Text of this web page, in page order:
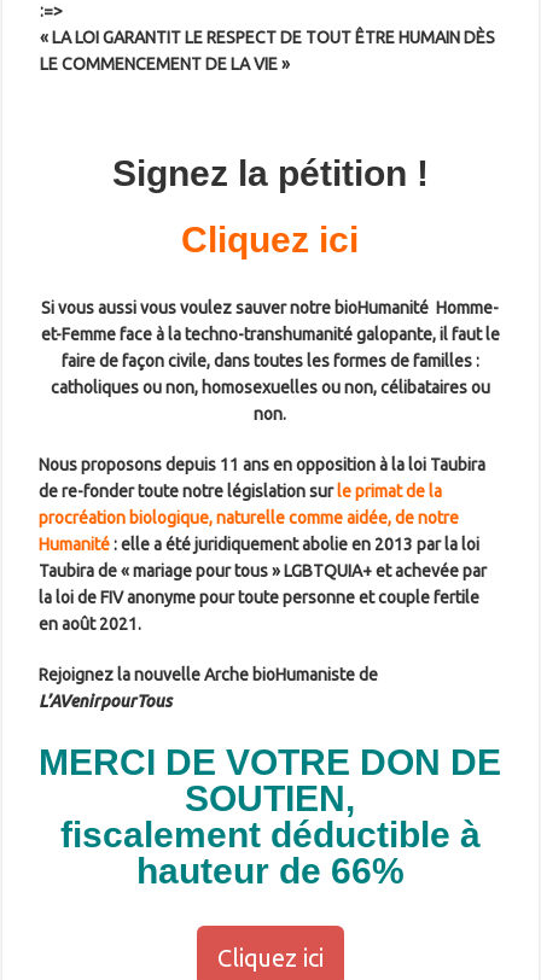
:=>
« LA LOI GARANTIT LE RESPECT DE TOUT ÊTRE HUMAIN DÈS
LE COMMENCEMENT DE LA VIE »
Signez la pétition !
Cliquez ici
Si vous aussi vous voulez sauver notre bioHumanité Homme-
et-Femme face à la techno-transhumanité galopante, il faut le
faire de façon civile, dans toutes les formes de familles :
catholiques ou non, homosexuelles ou non, célibataires ou
non.
Nous proposons depuis 11 ans en opposition à la loi Taubira
de re-fonder toute notre législation surle primat de la
procréation biologique, naturelle comme aidée, de notre
Humanité: elle a été juridiquement abolie en 2013 par la loi
Taubira de « mariage pour tous » LGBTQUIA+ et achevée par
la loi de FIV anonyme pour toute personne et couple fertile
en août 2021.
Rejoignez la nouvelle Arche bioHumaniste de
L’AVenirpourTous
MERCI DE VOTRE DON DE
SOUTIEN,
fiscalement déductible à
hauteur de 66%
Cliquez ici